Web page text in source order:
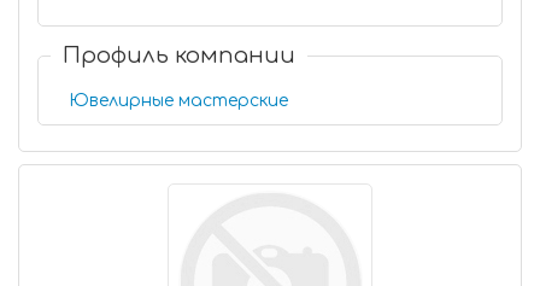
Профиль компании
Ювелирные мастерские